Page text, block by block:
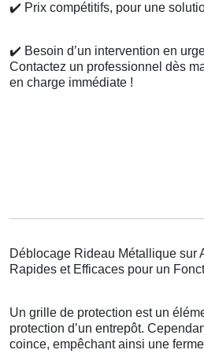
✔️ Prix compétitifs, pour une
✔️ Besoin d’un intervention en
Contactez un professionnel dès
en charge immédiate !
Déblocage Rideau Métallique sur
Rapides et Efficaces pour un
Un grille de protection est un
protection d’un entrepôt.
coince, empêchant ainsi une